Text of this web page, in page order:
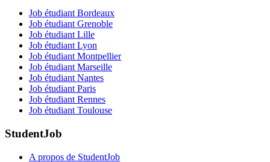
Job étudiant Bordeaux
Job étudiant Grenoble
Job étudiant Lille
Job étudiant Lyon
Job étudiant Montpellier
Job étudiant Marseille
Job étudiant Nantes
Job étudiant Paris
Job étudiant Rennes
Job étudiant Toulouse
StudentJob
A propos de StudentJob